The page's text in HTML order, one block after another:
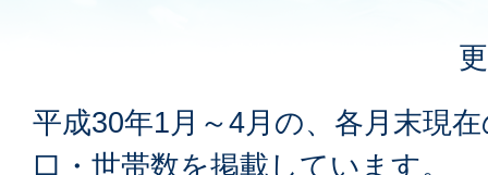
平成30年1月～4月の、各月末現
口・世帯数を掲載しています。